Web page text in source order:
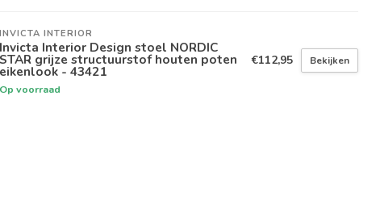
INVICTA INTERIOR
Invicta Interior Design stoel NORDIC
STAR grijze structuurstof houten poten
eikenlook - 43421
Op voorraad
€112,95 Bekijken